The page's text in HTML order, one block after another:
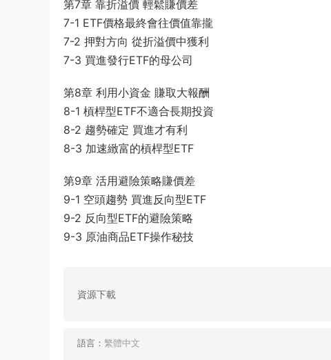
第7章 靠折溢價 輕鬆賺價差
7-1 ETF價格最終會往價值靠攏
7-2 押對方向 從折溢價中獲利
7-3 買進發行ETF的母公司
第8章 利用小資金 賺取大報酬
8-1 槓桿型ETF不適合長期投資
8-2 趨勢確定 買進才有利
8-3 加速緻富的槓桿型ETF
第9章 活用避險策略賺價差
9-1 空頭趨勢 買進反向型ETF
9-2 反向型ETF的避險策略
9-3 原油商品ETF操作秘技
資源下載
語言： 繁體中文